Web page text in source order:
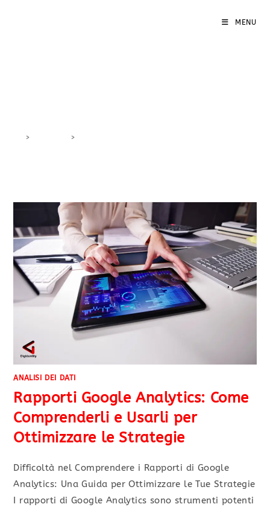
MENU
> >
ANALISI DEI DATI
Rapporti Google Analytics: Come
Comprenderli e Usarli per
Ottimizzare le Strategie
Difficoltà nel Comprendere i Rapporti di Google
Analytics: Una Guida per Ottimizzare le Tue Strategie
I rapporti di Google Analytics sono strumenti potenti